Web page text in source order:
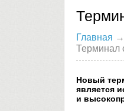
Главная
Терминал
Новый
является
и